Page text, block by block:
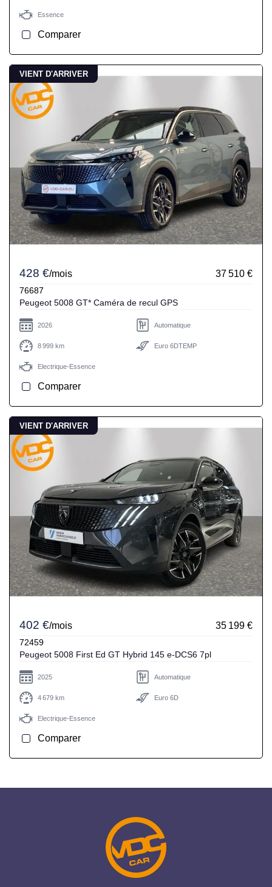
Essence
Comparer
VIENT D'ARRIVER
428 €/mois 37 510 €
76687
Peugeot 5008 GT* Caméra de recul GPS
2026 Automatique
8 999 km Euro 6DTEMP
Electrique-Essence
Comparer
VIENT D'ARRIVER
402 €/mois 35 199 €
72459
Peugeot 5008 First Ed GT Hybrid 145 e-DCS6 7pl
2025 Automatique
4 679 km Euro 6D
Electrique-Essence
Comparer